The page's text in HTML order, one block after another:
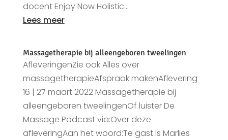
docent Enjoy Now Holistic...
Lees meer
Massagetherapie bij alleengeboren tweelingen
AfleveringenZie ook Alles over
massagetherapieAfspraak makenAflevering
16 | 27 maart 2022 Massagetherapie bij
alleengeboren tweelingenOf luister De
Massage Podcast via:Over deze
afleveringAan het woord:Te gast is Marlies